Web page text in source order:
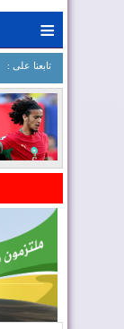
≡
: تابعنا على